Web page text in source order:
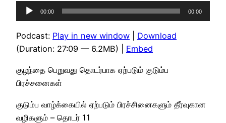
Audio
Player
00:00 00:00
Podcast: Play in new window
Download
(Duration: 27:09 — 6.2MB) | Embed
குழந்தை பெறுவது தொடர்பாக ஏற்படும் குடும்ப
பிரச்சனைகள்
குடும்ப வாழ்க்கையில் ஏற்படும் பிரச்சினைகளும் தீர்வுகான
வழிகளும் – தொடர் 11